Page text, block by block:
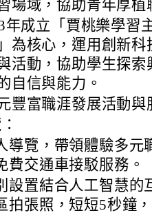
場域，協助青年厚植
年成立「賈桃樂學習
為核心，運用創新科
活動，協助學生探索
自信與能力。
豐富職涯發展活動與
導覽，帶領體驗多元
費交通車接駁服務。
設置結合人工智慧的
拍張照，短短5秒鐘，